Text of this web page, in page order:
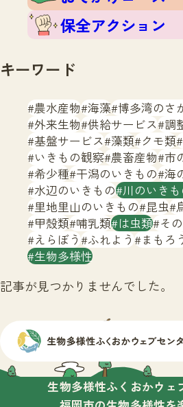
サイトマップ
保全アクション
キーワード
農水産物 海藻 博多湾のさ
外来生物 供給サービス 調
基盤サービス 藻類 クモ類
いきもの観察 農畜産物 市
希少種 干潟のいきもの 海
水辺のいきもの 川のいき
里地里山のいきもの 昆虫
甲殻類 哺乳類 は虫類 そ
えらぼう ふれよう まもろ
生物多様性
記事が見つかりませんでした。
生物多様性ふくおかウェ